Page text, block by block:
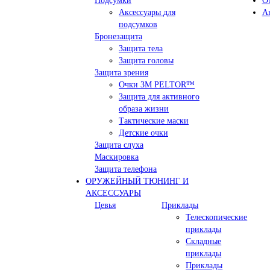
Аксессуары для
подсумков
Бронезащита
Защита тела
Защита головы
Защита зрения
Очки 3М PELTOR™
Защита для активного
образа жизни
Тактические маски
Детские очки
Защита слуха
Маскировка
Защита телефона
ОРУЖЕЙНЫЙ ТЮНИНГ И
АКСЕССУАРЫ
Цевья
Приклады
Телескопические
приклады
Складные
приклады
Приклады